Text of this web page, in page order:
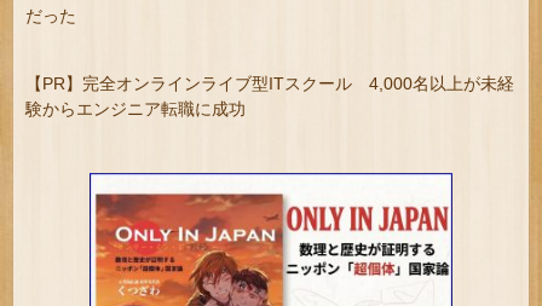
だった
【PR】完全オンラインライブ型ITスクール 4,000名以上が未経
験からエンジニア転職に成功